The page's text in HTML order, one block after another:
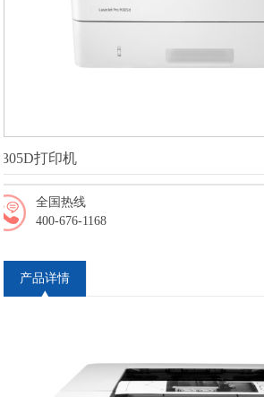
305D打印机
全国热线
400-676-1168
产品详情